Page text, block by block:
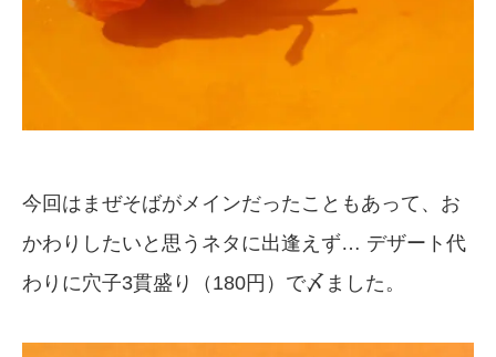
今回はまぜそばがメインだったこともあって、お
かわりしたいと思うネタに出逢えず… デザート代
わりに穴子3貫盛り（180円）で〆ました。